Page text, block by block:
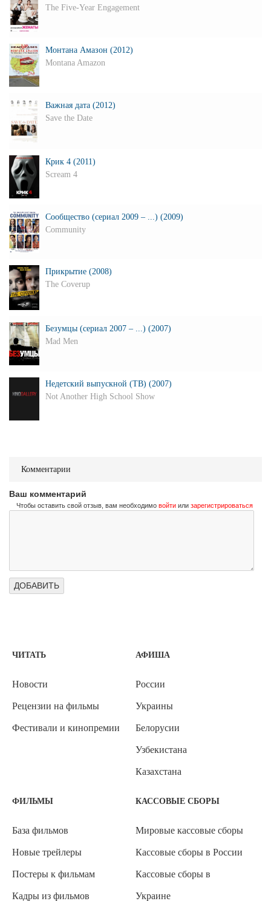
The Five-Year Engagement
Монтана Амазон (2012)
Montana Amazon
Важная дата (2012)
Save the Date
Крик 4 (2011)
Scream 4
Сообщество (сериал 2009 – ...) (2009)
Community
Прикрытие (2008)
The Coverup
Безумцы (сериал 2007 – ...) (2007)
Mad Men
Недетский выпускной (ТВ) (2007)
Not Another High School Show
Комментарии
Ваш комментарий
Чтобы оставить свой отзыв, вам необходимо войти или зарегистрироваться
ЧИТАТЬ
Новости
Рецензии на фильмы
Фестивали и кинопремии
АФИША
России
Украины
Белорусии
Узбекистана
Казахстана
ФИЛЬМЫ
База фильмов
Новые трейлеры
Постеры к фильмам
Кадры из фильмов
КАССОВЫЕ СБОРЫ
Мировые кассовые сборы
Кассовые сборы в России
Кассовые сборы в
Украине